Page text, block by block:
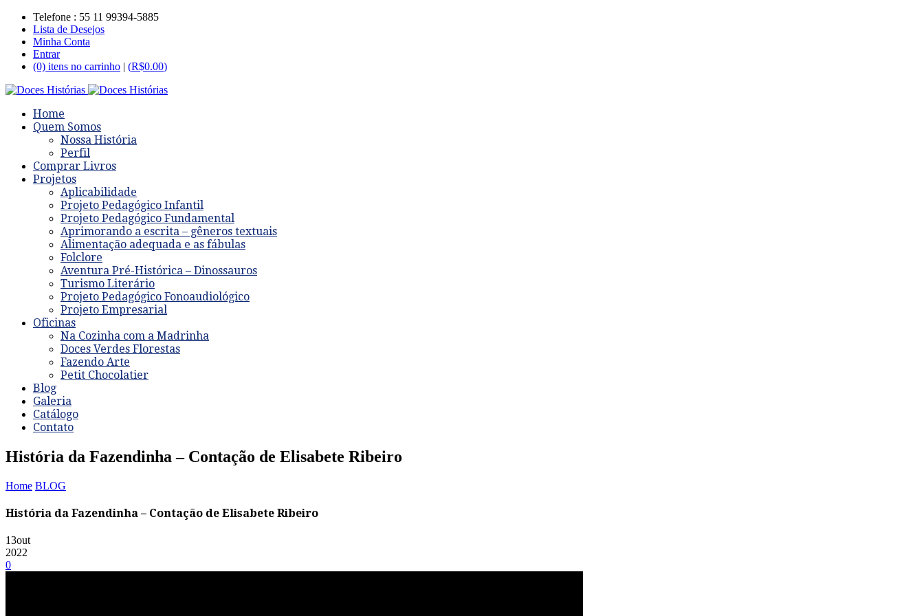
Telefone : 55 11 99394-5885
Lista de Desejos
Minha Conta
Entrar
(0) itens no carrinho | (R$0.00)
Home
Quem Somos
Nossa História
Perfil
Comprar Livros
Projetos
Aplicabilidade
Projeto Pedagógico Infantil
Projeto Pedagógico Fundamental
Aprimorando a escrita – gêneros textuais
Alimentação adequada e as fábulas
Folclore
Aventura Pré-Histórica – Dinossauros
Turismo Literário
Projeto Pedagógico Fonoaudiológico
Projeto Empresarial
Oficinas
Na Cozinha com a Madrinha
Doces Verdes Florestas
Fazendo Arte
Petit Chocolatier
Blog
Galeria
Catálogo
Contato
História da Fazendinha – Contação de Elisabete Ribeiro
Home BLOG
História da Fazendinha – Contação de Elisabete Ribeiro
13out
2022
0